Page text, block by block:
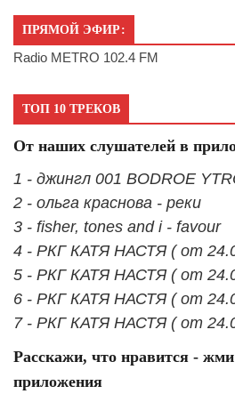
ПРЯМОЙ ЭФИР:
Radio METRO 102.4 FM
ТОП 10 ТРЕКОВ
От наших слушателей в
1 - джингл 001 BODROE
2 - ольга краснова - реки
3 - fisher, tones and i - favour
4 - РКГ КАТЯ НАСТЯ ( от
5 - РКГ КАТЯ НАСТЯ ( от
6 - РКГ КАТЯ НАСТЯ ( от
7 - РКГ КАТЯ НАСТЯ ( от
Расскажи, что нравится -
приложения